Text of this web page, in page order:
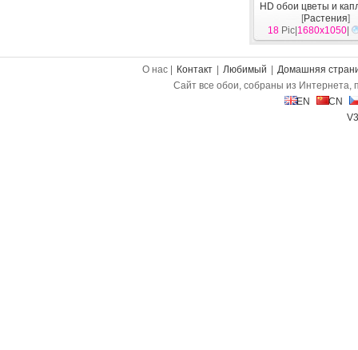
HD обои цветы и
[Растения]
18 Pic| 1680x1050
О нас | Контакт Любимый
Домашняя
Сайт все обои, собраны из Интернета,
EN
CN